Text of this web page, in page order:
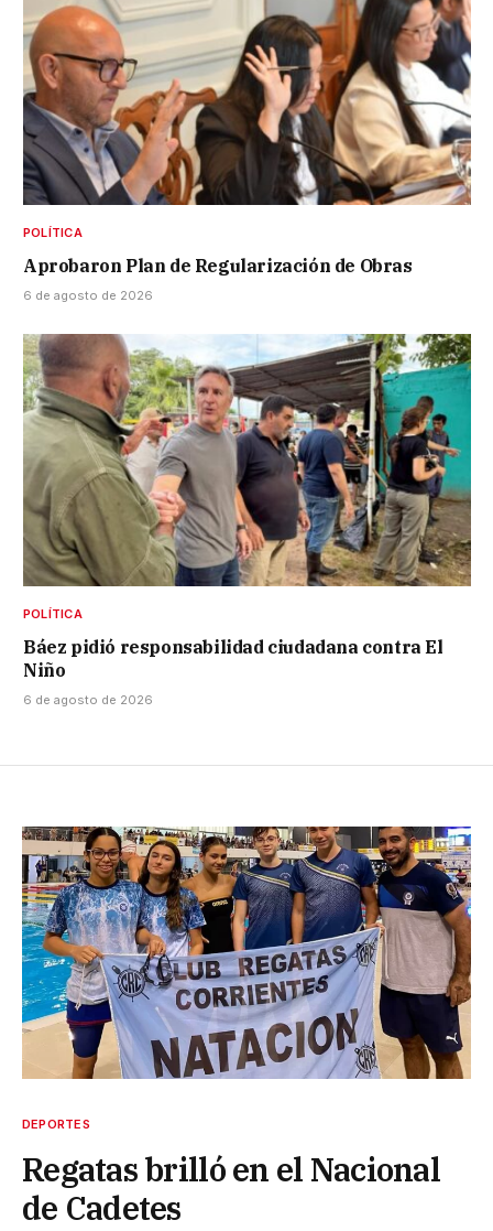
POLÍTICA
Aprobaron Plan de Regularización de Obras
6 de agosto de 2026
POLÍTICA
Báez pidió responsabilidad ciudadana contra El
Niño
6 de agosto de 2026
DEPORTES
Regatas brilló en el Nacional
de Cadetes